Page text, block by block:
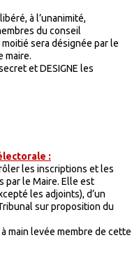
à l’unanimité,
du conseil
sera désignée par le
maire.
et DESIGNE les
:
les inscriptions et les
par le Maire. Elle est
les adjoints), d’un
sur proposition du
main levée membre de cette